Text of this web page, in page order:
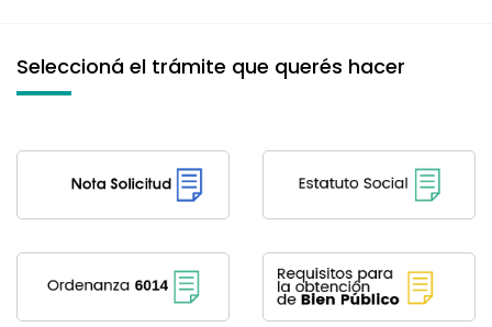
Seleccioná el trámite que querés hacer